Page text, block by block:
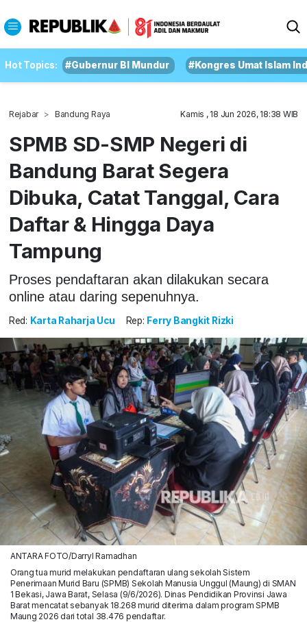
Hot Topics: #Gubernur BI Mundur #Kongres Umat Islam
Rejabar Bandung Raya Kamis , 18 Jun 2026, 18:38 WIB
SPMB SD-SMP Negeri di
Bandung Barat Segera
Dibuka, Catat Tanggal, Cara
Daftar & Hingga Daya
Tampung
Proses pendaftaran akan dilakukan secara
online atau daring sepenuhnya.
Red: Karta Raharja Ucu Rep: Ferry Bangkit Rizki
ANTARA FOTO/Darryl Ramadhan
Orang tua murid melakukan pendaftaran ulang sekolah Sistem
Penerimaan Murid Baru (SPMB) Sekolah Manusia Unggul (Maung) di SMAN
1 Bekasi, Jawa Barat, Selasa (9/6/2026). Dinas Pendidikan Provinsi Jawa
Barat mencatat sebanyak 18.268 murid diterima dalam program SPMB
Maung 2026 dari total 38.476 pendaftar.